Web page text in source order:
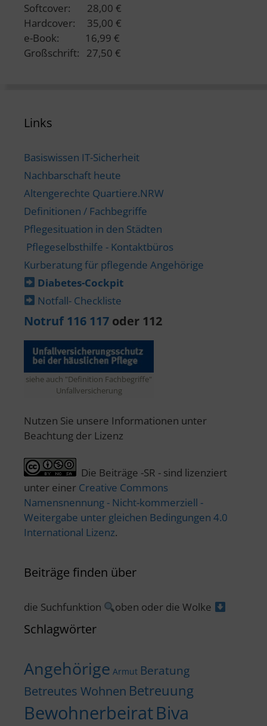
Softcover: 28,00 €
Hardcover: 35,00 €
e-Book: 16,99 €
Großschrift: 27,50 €
Links
Basiswissen IT-Sicherheit
Nachbarschaft heute
Altengerechte Quartiere.NRW
Definitionen / Fachbegriffe
Pflegesituation in den Städten
Pflegeselbsthilfe - Kontaktbüros
Kurberatung für pflegende Angehörige
Diabetes-​Cockpit
Notfall- Checkliste
Notruf 116 117 oder 112
siehe auch "Definition Fachbegriffe"
Unfallversicherung
Nutzen Sie unsere Informationen unter
Beachtung der Lizenz
Die Beiträge -SR - sind lizenziert
unter einer Creative Commons
Namensnennung - Nicht-kommerziell -
Weitergabe unter gleichen Bedingungen 4.0
International Lizenz.
Beiträge finden über
die Suchfunktion oben oder die Wolke
Schlagwörter
Angehörige Armut Beratung
Betreutes Wohnen Betreuung
BewohnerbeiratBiva